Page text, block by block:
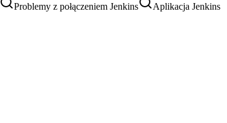
Problemy z połączeniem Jenkins
Aplikacja Jenkins